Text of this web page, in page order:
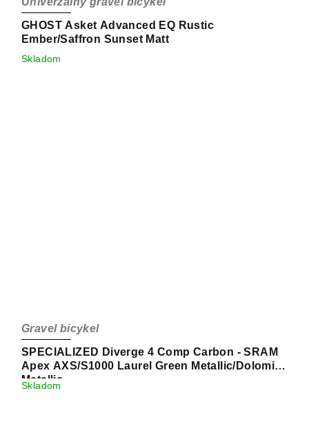
GHOST Asket Advanced EQ Rustic
Ember/Saffron Sunset Matt
Skladom
SPECIALIZED Diverge 4 Comp Carbon - SRAM
Apex AXS/S1000 Laurel Green Metallic/Dolomite
Metallic
Gravel bicykel
Skladom